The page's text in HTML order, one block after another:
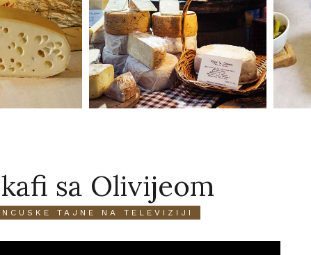
sa Olivijeom
TAJNE NA TELEVIZIJI